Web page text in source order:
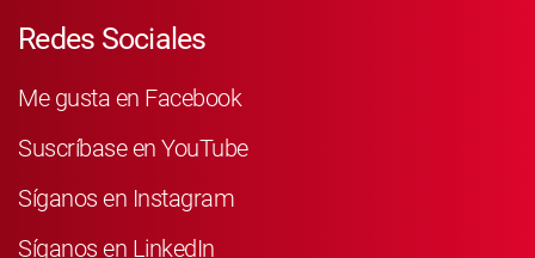
Redes Sociales
Me gusta en Facebook
Suscríbase en YouTube
Síganos en Instagram
Síganos en LinkedIn